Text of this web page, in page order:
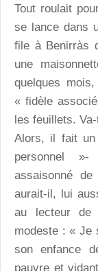
Tout roulait
se lance dans
file à Benirràs
une
quelques
« fidèle
les feuillets.
Alors, il fait un
personnel »-
assaisonné de
aurait-il, lui
au lecteur de
modeste : « Je
son enfance
pauvre et